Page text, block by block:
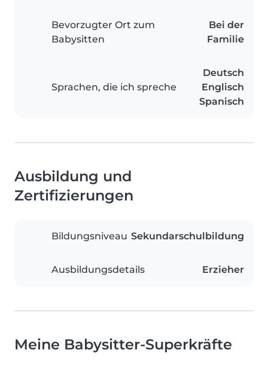
Bevorzugter Ort zum
Babysitten
Bei der
Familie
Sprachen, die ich spreche
Deutsch
Englisch
Spanisch
Ausbildung und
Zertifizierungen
Bildungsniveau Sekundarschulbildung
Ausbildungsdetails Erzieher
Meine Babysitter-Superkräfte